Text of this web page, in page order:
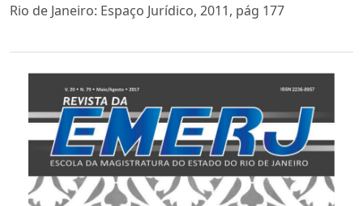
Rio de Janeiro: Espaço Jurídico, 2011, pág 177